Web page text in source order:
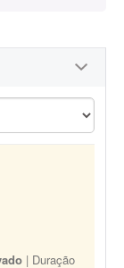
| Duração